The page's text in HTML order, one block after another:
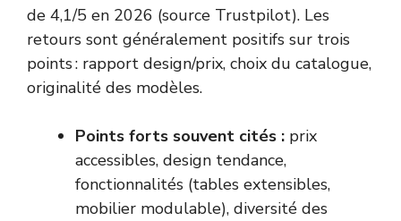
de 4,1/5 en 2026 (source Trustpilot). Les
retours sont généralement positifs sur trois
points : rapport design/prix, choix du catalogue,
originalité des modèles.
Points forts souvent cités : prix
accessibles, design tendance,
fonctionnalités (tables extensibles,
mobilier modulable), diversité des